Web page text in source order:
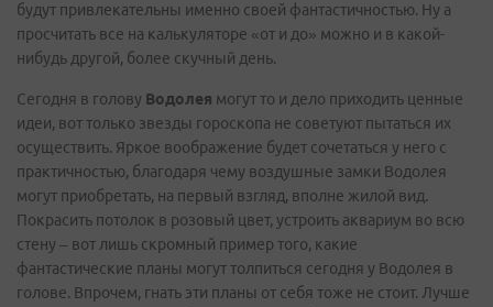
будут привлекательны именно своей фантастичностью. Ну а
просчитать все на калькуляторе «от и до» можно и в какой-
нибудь другой, более скучный день.
Сегодня в голову Водолея могут то и дело приходить ценные
идеи, вот только звезды гороскопа не советуют пытаться их
осуществить. Яркое воображение будет сочетаться у него с
практичностью, благодаря чему воздушные замки Водолея
могут приобретать, на первый взгляд, вполне жилой вид.
Покрасить потолок в розовый цвет, устроить аквариум во всю
стену – вот лишь скромный пример того, какие
фантастические планы могут толпиться сегодня у Водолея в
голове. Впрочем, гнать эти планы от себя тоже не стоит. Лучше